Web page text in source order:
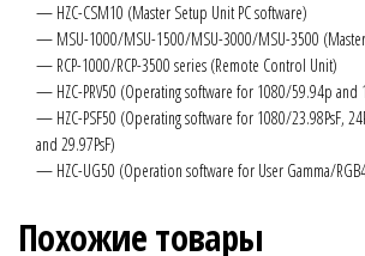
— HZC-CSM10 (Master Setup Unit PC software)
— MSU-1000/MSU-1500/MSU-3000/MSU-3500
— RCP-1000/RCP-3500 series (Remote Control Unit)
— HZC-PRV50 (Operating software for 1080/59.94p and
— HZC-PSF50 (Operating software for 1080/23.98PsF,
and 29.97PsF)
— HZC-UG50 (Operation software for User Gamma/
Похожие товары